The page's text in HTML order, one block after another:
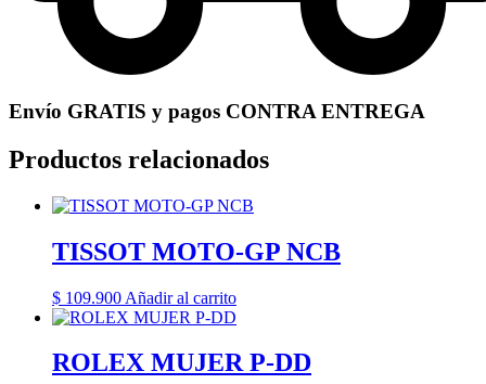
Envío GRATIS y pagos CONTRA ENTREGA
Productos relacionados
TISSOT MOTO-GP NCB
$ 109.900 Añadir al carrito
ROLEX MUJER P-DD